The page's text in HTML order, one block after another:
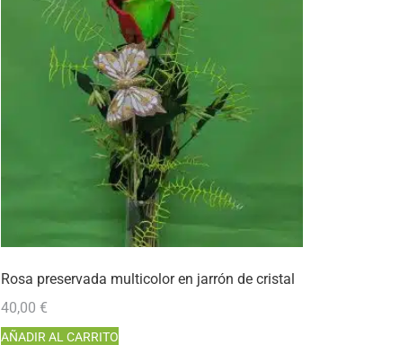
Rosa preservada multicolor en jarrón de cristal
40,00€
AÑADIR AL CARRITO